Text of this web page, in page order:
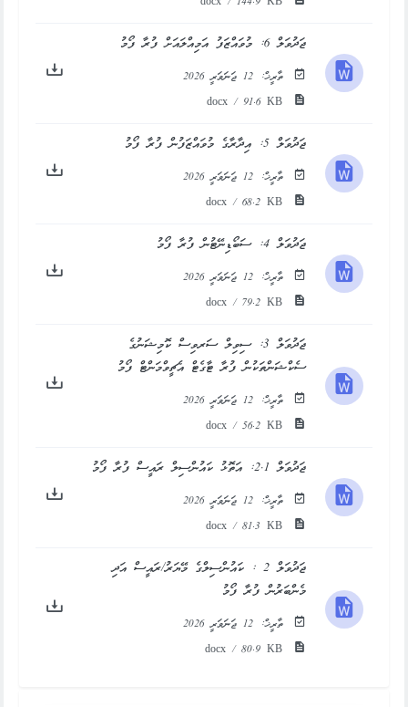
ޖަދުވަލް 6: މުވައްޒަފު އަމިއްލައަށް ފުރާ ފޯމު
ތާރީޚް: 12 ޖަނަވަރީ 2026
docx / 91.6 KB
ޖަދުވަލް 5: އިދާރާގެ މުވައްޒަފުން ފުރާ ފޯމު
ތާރީޚް: 12 ޖަނަވަރީ 2026
docx / 68.2 KB
ޖަދުވަލް 4: ސަބޯޑިނޭޓުން ފުރާ ފޯމު
ތާރީޚް: 12 ޖަނަވަރީ 2026
docx / 79.2 KB
ޖަދުވަލް 3: ސިވިލް ސަރވިސް ކޮމިޝަނުގެ
ސެކްޝަންތަކުން ފުރާ ޓާގެޓް އެޗީވްމަންޓް ފޯމު
ތާރީޚް: 12 ޖަނަވަރީ 2026
docx / 56.2 KB
ޖަދުވަލް 2.1: އަތޮޅު ކައުންސިލް ރައީސް ފުރާ ފޯމު
ތާރީޚް: 12 ޖަނަވަރީ 2026
docx / 81.3 KB
ޖަދުވަލް 2 : ކައުންސިލްގެ މޭޔަރު/ރައީސް އަދި
މެންބަރުން ފުރާ ފޯމު
ތާރީޚް: 12 ޖަނަވަރީ 2026
docx / 80.9 KB